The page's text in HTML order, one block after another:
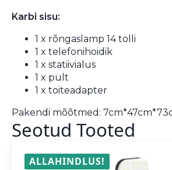
Karbi sisu:
1 x rõngaslamp 14 tolli
1 x telefonihoidik
1 x statiivialus
1 x pult
1 x toiteadapter
Pakendi mõõtmed:
Seotud Tooted
ALLAHINDLUS!